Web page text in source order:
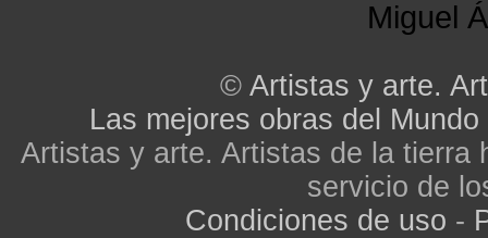
Miguel
© Artistas y arte.
Las mejores obras del Mundo
Artistas y arte. Artistas de la tierra
servicio de
Condiciones de uso -